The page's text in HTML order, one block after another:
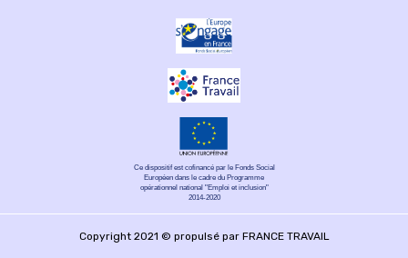
Ce dispositif est cofinancé par le Fonds Social
Européen dans le cadre du Programme
opérationnel national "Emploi et inclusion"
2014-2020
Copyright 2021 © propulsé par FRANCE TRAVAIL